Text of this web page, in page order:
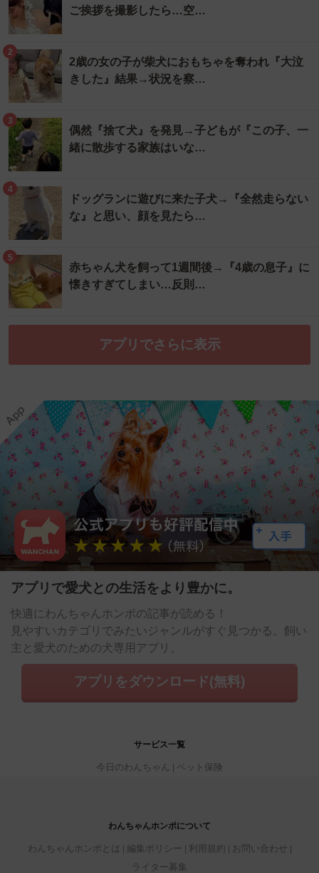
ご挨拶を撮影したら…空…
2
2歳の女の子が柴犬におもちゃを奪われ『大泣
きした』結果→状況を察…
3
偶然『捨て犬』を発見→子どもが『この子、一
緒に散歩する家族はいな…
4
ドッグランに遊びに来た子犬→『全然走らない
な』と思い、顔を見たら…
5
赤ちゃん犬を飼って1週間後→『4歳の息子』に
懐きすぎてしまい…反則…
アプリでさらに表示
アプリで愛犬との生活をより豊かに。
快適にわんちゃんホンポの記事が読める！
見やすいカテゴリでみたいジャンルがすぐ見つかる。飼い
主と愛犬のための犬専用アプリ。
アプリをダウンロード(無料)
サービス一覧
今日のわんちゃん ペット保険
わんちゃんホンポについて
わんちゃんホンポとは 編集ポリシー 利用規約
お問い合わせ
ライター募集